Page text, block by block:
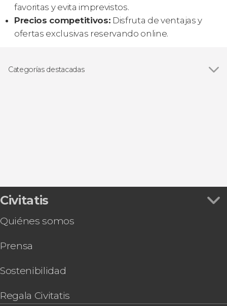
favoritas y evita imprevistos.
Precios competitivos: Disfruta de ventajas y
ofertas exclusivas reservando online.
Categorías destacadas
Civitatis
Quiénes somos
Prensa
Sostenibilidad
Regala Civitatis